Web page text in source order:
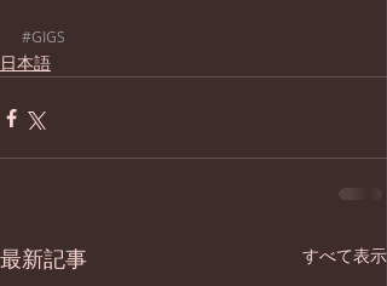
#GIGS
日本語
最新記事 すべて表示